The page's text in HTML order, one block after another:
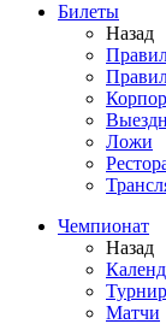
Билеты
Назад
Ложи
Чемпионат
Назад
Матчи